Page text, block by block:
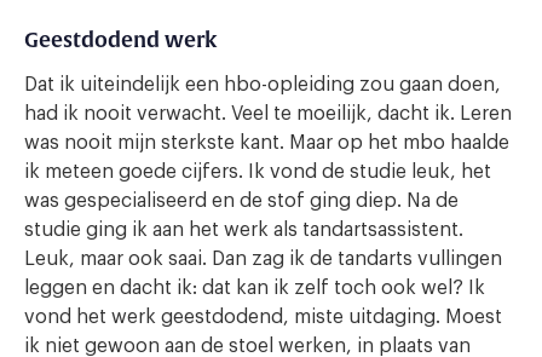
Geestdodend werk
Dat ik uiteindelijk een hbo-opleiding zou gaan doen,
had ik nooit verwacht. Veel te moeilijk, dacht ik. Leren
was nooit mijn sterkste kant. Maar op het mbo haalde
ik meteen goede cijfers. Ik vond de studie leuk, het
was gespecialiseerd en de stof ging diep. Na de
studie ging ik aan het werk als tandartsassistent.
Leuk, maar ook saai. Dan zag ik de tandarts vullingen
leggen en dacht ik: dat kan ik zelf toch ook wel? Ik
vond het werk geestdodend, miste uitdaging. Moest
ik niet gewoon aan de stoel werken, in plaats van